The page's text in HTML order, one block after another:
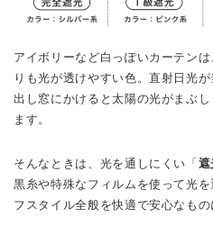
アイボリーなど白っぽいカーテン
りも光が透けやすい色。直射日光
出し窓にかけると太陽の光がまぶ
ます。
そんなときは、光を通しにくい「遮
黒糸や特殊なフィルムを使って光
フスタイル全般を快適で安心なもの